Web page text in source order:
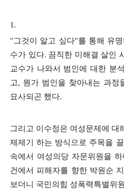
1.
"그것이 알고 싶다"를 통해 유
수가 있다. 끔직한 미해결 살인
교수가 나와서 범인에 대한 분
고, 뭔가 범인을 찾아내는 과정
묘사되곤 했다.
그리고 이수정은 여성문제에 대
제제기 하는 방식으로 주목을
속에서 여성의당 자문위원을 하
건에서 피해자를 향한 박원순
보더니 국민의힘 성폭력특별위